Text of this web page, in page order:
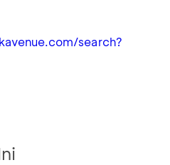
search?